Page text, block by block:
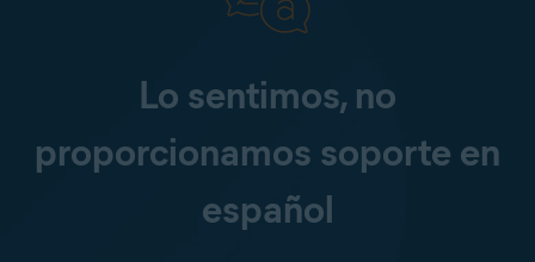
Lo sentimos, no
proporcionamos soporte en
español